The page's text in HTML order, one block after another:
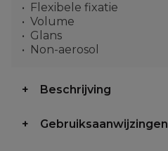
Flexibele fixatie
Volume
Glans
Non-aerosol
Beschrijving
Gebruiksaanwijzingen